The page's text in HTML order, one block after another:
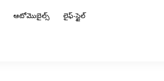
ఆటోమొబైల్స్ లైఫ్-స్టైల్